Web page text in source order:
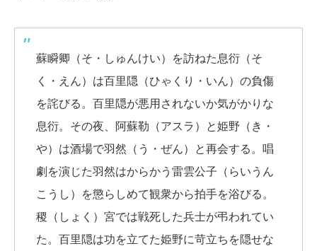
蘇瞬卿（そ・しゅんけい）を訪ねた息衍（そ
く・えん）は百里隠（ひゃくり・いん）の負傷
を詫びる。百里隠が悪用されないか気がかりな
息衍。その夜、阿蘇勒（アスラ）と姫野（き・
や）は酒場で羽然（う・ぜん）と再会する。唱
劇を演じた羽然はからかう雷雲公子（らいうん
こうし）を懲らしめて観衆から拍手を浴びる。
稷（しょく）宮では戦死した兵士が弔われてい
た。百里隠は功を立てた姫野に苛立ちを隠せな